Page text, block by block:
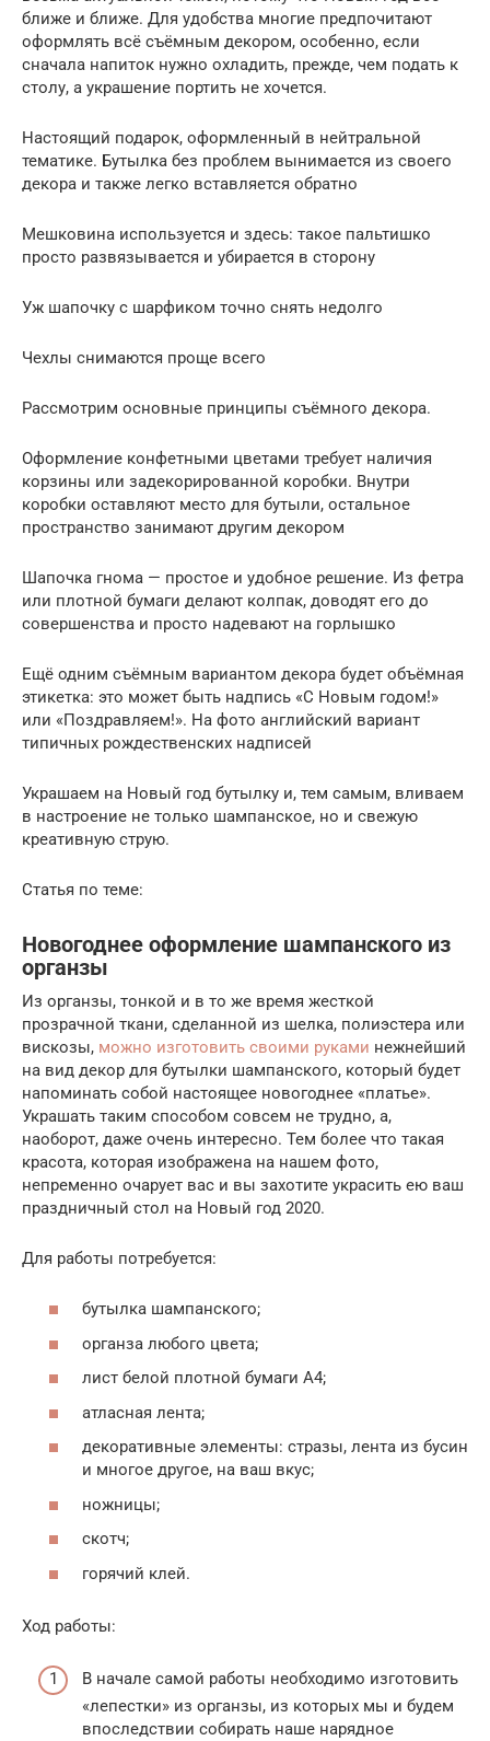
ближе и ближе. Для удобства многие предпочитают
оформлять всё съёмным декором, особенно, если
сначала напиток нужно охладить, прежде, чем подать к
столу, а украшение портить не хочется.
Настоящий подарок, оформленный в нейтральной
тематике. Бутылка без проблем вынимается из своего
декора и также легко вставляется обратно
Мешковина используется и здесь: такое пальтишко
просто развязывается и убирается в сторону
Уж шапочку с шарфиком точно снять недолго
Чехлы снимаются проще всего
Рассмотрим основные принципы съёмного декора.
Оформление конфетными цветами требует наличия
корзины или задекорированной коробки. Внутри
коробки оставляют место для бутыли, остальное
пространство занимают другим декором
Шапочка гнома — простое и удобное решение. Из фетра
или плотной бумаги делают колпак, доводят его до
совершенства и просто надевают на горлышко
Ещё одним съёмным вариантом декора будет объёмная
этикетка: это может быть надпись «С Новым годом!»
или «Поздравляем!». На фото английский вариант
типичных рождественских надписей
Украшаем на Новый год бутылку и, тем самым, вливаем
в настроение не только шампанское, но и свежую
креативную струю.
Статья по теме:
Новогоднее оформление шампанского из
органзы
Из органзы, тонкой и в то же время жесткой
прозрачной ткани, сделанной из шелка, полиэстера или
вискозы, можно изготовить своими руками нежнейший
на вид декор для бутылки шампанского, который будет
напоминать собой настоящее новогоднее «платье».
Украшать таким способом совсем не трудно, а,
наоборот, даже очень интересно. Тем более что такая
красота, которая изображена на нашем фото,
непременно очарует вас и вы захотите украсить ею ваш
праздничный стол на Новый год 2020.
Для работы потребуется:
бутылка шампанского;
органза любого цвета;
лист белой плотной бумаги А4;
атласная лента;
декоративные элементы: стразы, лента из бусин
и многое другое, на ваш вкус;
ножницы;
скотч;
горячий клей.
Ход работы:
В начале самой работы необходимо изготовить
«лепестки» из органзы, из которых мы и будем
впоследствии собирать наше нарядное